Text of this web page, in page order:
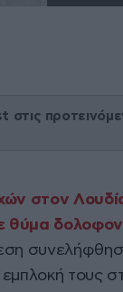
στις
στον
τους